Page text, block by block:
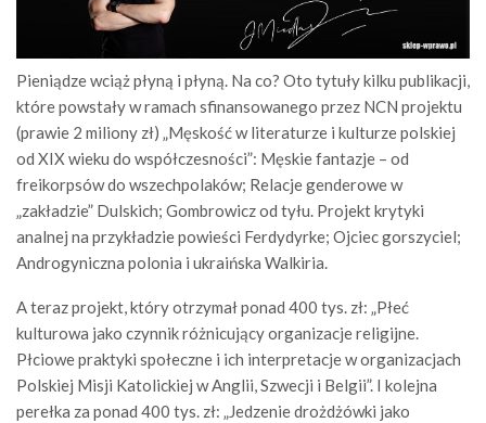
Pieniądze wciąż płyną i płyną. Na co? Oto tytuły kilku publikacji,
które powstały w ramach sfinansowanego przez NCN projektu
(prawie 2 miliony zł) „Męskość w literaturze i kulturze polskiej
od XIX wieku do współczesności”: Męskie fantazje – od
freikorpsów do wszechpolaków; Relacje genderowe w
„zakładzie” Dulskich; Gombrowicz od tyłu. Projekt krytyki
analnej na przykładzie powieści Ferdydyrke; Ojciec gorszyciel;
Androgyniczna polonia i ukraińska Walkiria.
A teraz projekt, który otrzymał ponad 400 tys. zł: „Płeć
kulturowa jako czynnik różnicujący organizacje religijne.
Płciowe praktyki społeczne i ich interpretacje w organizacjach
Polskiej Misji Katolickiej w Anglii, Szwecji i Belgii”. I kolejna
perełka za ponad 400 tys. zł: „Jedzenie drożdżówki jako